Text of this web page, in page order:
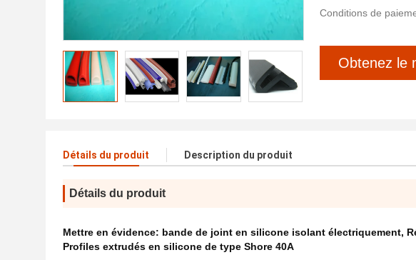
Conditions de
Obtenez le
Détails du produit Description du produit
Détails du produit
Mettre en évidence: bande de joint en silicone isolant électriquement,
Profiles extrudés en silicone de type Shore 40A